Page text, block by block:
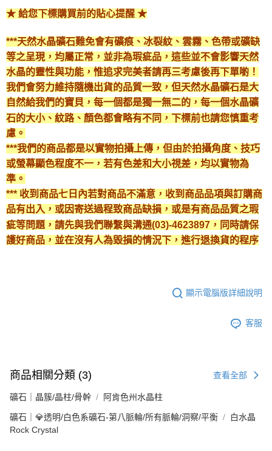
★ 給您下標購買前的貼心提醒 ★
***天然水晶礦石難免會有礦痕、冰裂紋、雲霧、色帶或礦缺
等之呈現，均屬正常，並非為瑕疵品，這些並不會影響天然
水晶的靈性與功能，惟追求完美者請再三考慮後再下單喲！
我們會努力維持隨機出貨的品質一致，但天然水晶礦石是大
自然給我們的寶貝，每一個都是獨一無二的，每一個水晶礦
石的大小、紋路、顏色都會略有不同，下標前也請您慎重考
慮。
***我們的商品都是以實物拍攝上傳，但由於拍攝角度、技巧
或螢幕顯色程度不一，若有色差和大小視差，均以實物為
準。
*** 收到商品七日內若對商品不滿意，收到商品品項與訂購商
品有出入，或因寄送過程致商品缺損，或是有商品品質之瑕
疵等問題，請先與我們聯繫與溝通(03)-4623897，同時請保
護好商品，並在沒有人為毀損的情況下，進行退換貨的程序
顯示電腦版詳細說明
客服
商品相關分類 (3) 查看全部
礦石｜晶簇/晶柱/骨幹 阿肯色州水晶柱
礦石｜💎透明/白色系礦石-第八脈輪/所有脈輪/洞察/平衡
白水晶
Rock Crystal